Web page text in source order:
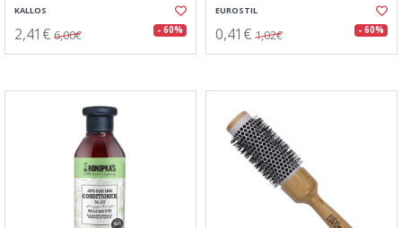
KALLOS
2,41€ 6,00€ - 60%
EUROSTIL
0,41€ 1,02€ - 60%